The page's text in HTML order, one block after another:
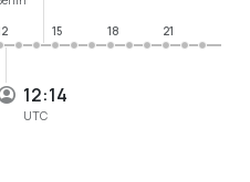
12:14
UTC
15 18 21